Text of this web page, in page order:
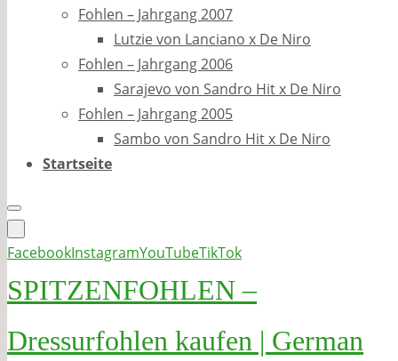
Fohlen – Jahrgang 2007
Lutzie von Lanciano x De Niro
Fohlen – Jahrgang 2006
Sarajevo von Sandro Hit x De Niro
Fohlen – Jahrgang 2005
Sambo von Sandro Hit x De Niro
Startseite
FacebookInstagramYouTubeTikTok
SPITZENFOHLEN –
Dressurfohlen kaufen | German